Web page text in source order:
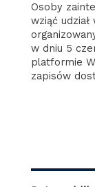
Osoby
wziąć
w dniu 5
platformie
zapisów